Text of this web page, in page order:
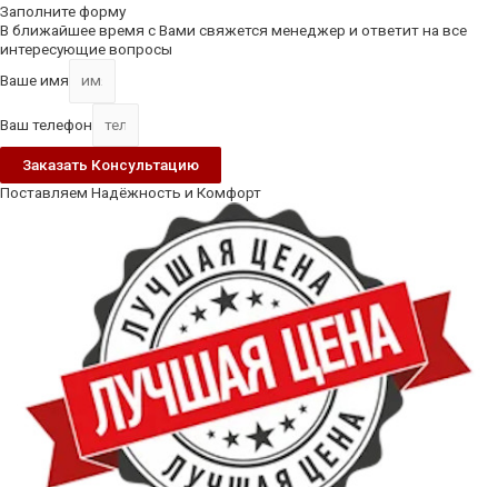
Up
Заполните форму
В ближайшее время с Вами свяжется менеджер и ответит на все
интересующие вопросы
Ваше имя
Ваш телефон
Заказать Консультацию
Поставляем Надёжность и Комфорт